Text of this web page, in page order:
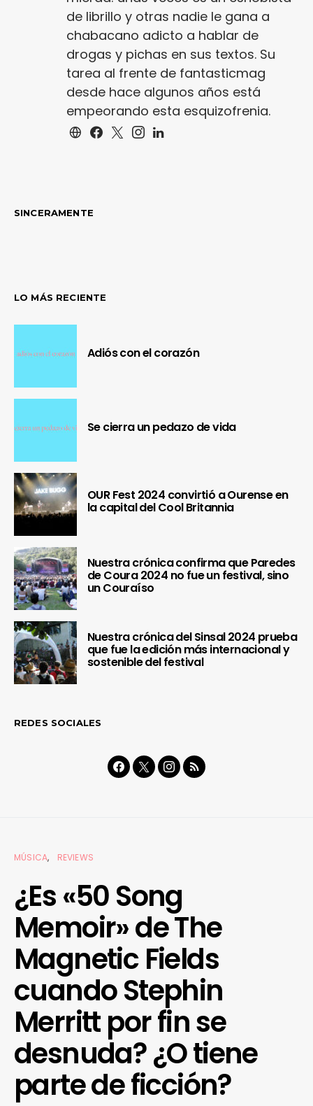
de librillo y otras nadie le gana a
chabacano adicto a hablar de
drogas y pichas en sus textos. Su
tarea al frente de fantasticmag
desde hace algunos años está
empeorando esta esquizofrenia.
SINCERAMENTE
LO MÁS RECIENTE
Adiós con el corazón
Se cierra un pedazo de vida
OUR Fest 2024 convirtió a Ourense en
la capital del Cool Britannia
Nuestra crónica confirma que Paredes
de Coura 2024 no fue un festival, sino
un Couraíso
Nuestra crónica del Sinsal 2024 prueba
que fue la edición más internacional y
sostenible del festival
REDES SOCIALES
MÚSICA REVIEWS
¿Es «50 Song
Memoir» de The
Magnetic Fields
cuando Stephin
Merritt por fin se
desnuda? ¿O tiene
parte de ficción?